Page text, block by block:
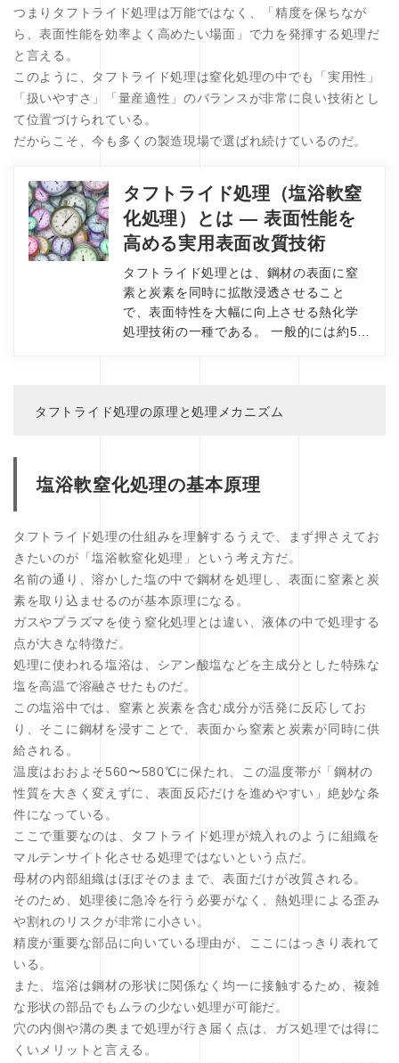
つまりタフトライド処理は万能ではなく、「精度を保ちなが
ら、表面性能を効率よく高めたい場面」で力を発揮する処理だ
と言える。
このように、タフトライド処理は窒化処理の中でも「実用性」
「扱いやすさ」「量産適性」のバランスが非常に良い技術とし
て位置づけられている。
だからこそ、今も多くの製造現場で選ばれ続けているのだ。
タフトライド処理（塩浴軟窒
化処理）とは ― 表面性能を
高める実用表面改質技術
タフトライド処理とは、鋼材の表面に窒
素と炭素を同時に拡散浸透させること
で、表面特性を大幅に向上させる熱化学
処理技術の一種である。 一般的には約5…
タフトライド処理の原理と処理メカニズム
塩浴軟窒化処理の基本原理
タフトライド処理の仕組みを理解するうえで、まず押さえてお
きたいのが「塩浴軟窒化処理」という考え方だ。
名前の通り、溶かした塩の中で鋼材を処理し、表面に窒素と炭
素を取り込ませるのが基本原理になる。
ガスやプラズマを使う窒化処理とは違い、液体の中で処理する
点が大きな特徴だ。
処理に使われる塩浴は、シアン酸塩などを主成分とした特殊な
塩を高温で溶融させたものだ。
この塩浴中では、窒素と炭素を含む成分が活発に反応してお
り、そこに鋼材を浸すことで、表面から窒素と炭素が同時に供
給される。
温度はおおよそ560〜580℃に保たれ、この温度帯が「鋼材の
性質を大きく変えずに、表面反応だけを進めやすい」絶妙な条
件になっている。
ここで重要なのは、タフトライド処理が焼入れのように組織を
マルテンサイト化させる処理ではないという点だ。
母材の内部組織はほぼそのままで、表面だけが改質される。
そのため、処理後に急冷を行う必要がなく、熱処理による歪み
や割れのリスクが非常に小さい。
精度が重要な部品に向いている理由が、ここにはっきり表れて
いる。
また、塩浴は鋼材の形状に関係なく均一に接触するため、複雑
な形状の部品でもムラの少ない処理が可能だ。
穴の内側や溝の奥まで処理が行き届く点は、ガス処理では得に
くいメリットと言える。